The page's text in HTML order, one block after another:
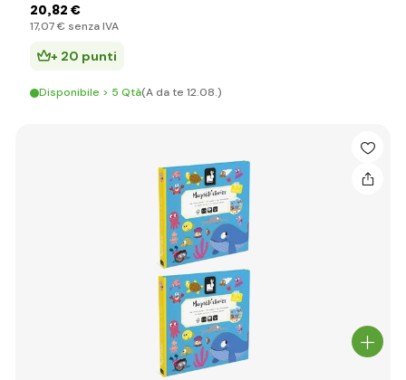
20,82 €
17,07 € senza IVA
+ 20 punti
Disponibile > 5 Qtà(A da te 12.08.)